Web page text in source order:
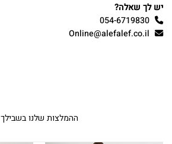
יש לך שאלה?
054-6719830
Online@alefalef.co.il
ההמלצות שלנו בשבילך